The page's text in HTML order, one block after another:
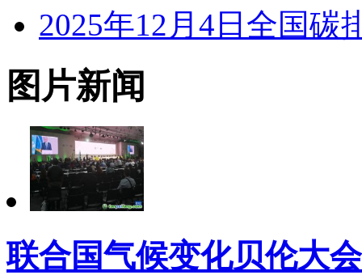
2025年12月4日全国碳
图片新闻
联合国气候变化贝伦大